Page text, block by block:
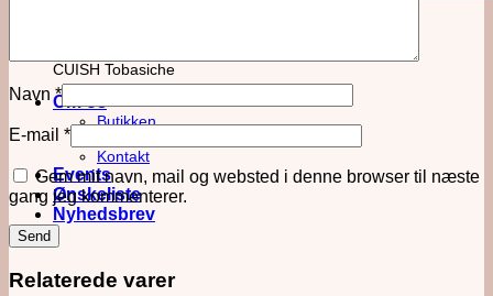
CUISH Tobasiche
Om os
Butikken
Kontakt
Events
Ønskeliste
Nyhedsbrev
Navn*
E-mail *
Gem mit navn, mail og websted i denne browser til næste
gang jeg kommenterer.
Relaterede varer